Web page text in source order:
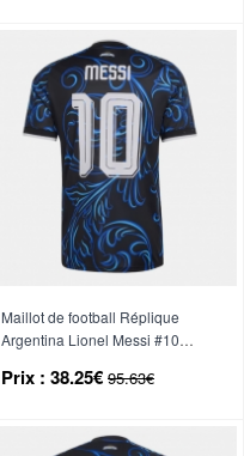
Maillot de football Réplique
Argentina Lionel Messi #10
Courte
Prix : 38.25€ 95.63€